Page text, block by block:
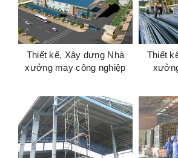
Thiết kế, Xây dựng Nhà
xưởng may công nghiệp
Thiết